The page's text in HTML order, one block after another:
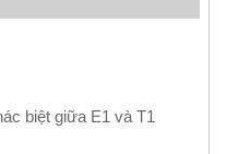
biệt giữa E1 và T1